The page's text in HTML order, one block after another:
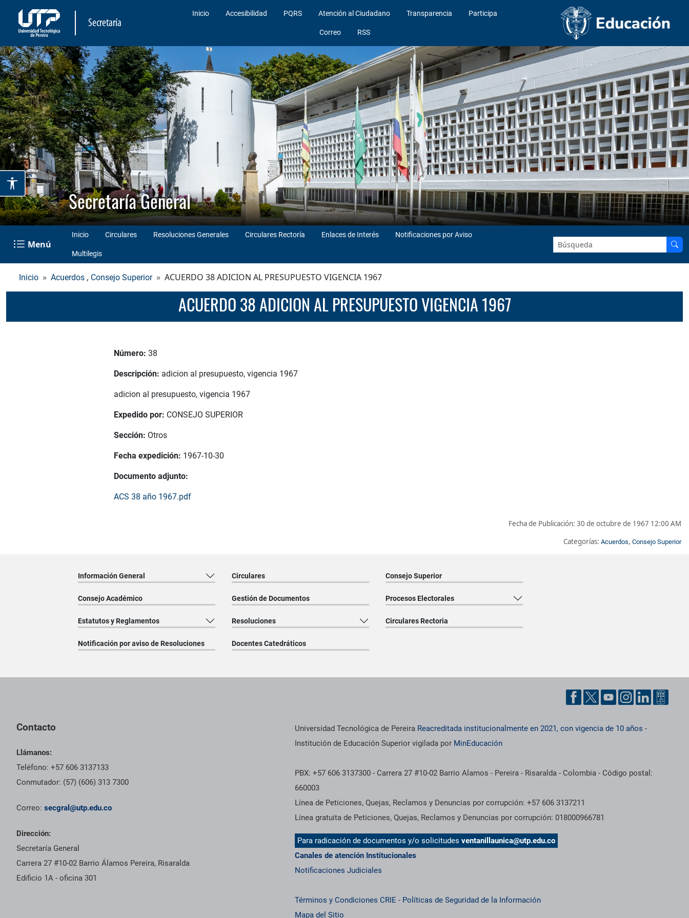
Secretaría
Inicio Accesibilidad PQRS Atención al Ciudadano Transparencia Participa
Correo RSS
Secretaría General
Menú
Inicio Circulares Resoluciones Generales Circulares Rectoría Enlaces de Interés Notificaciones por Aviso
Multilegis
Buscar en el sitio:
Inicio Acuerdos , Consejo Superior ACUERDO 38 ADICION AL PRESUPUESTO VIGENCIA 1967
ACUERDO 38 ADICION AL PRESUPUESTO VIGENCIA 1967
Número: 38
Descripción: adicion al presupuesto, vigencia 1967
adicion al presupuesto, vigencia 1967
Expedido por: CONSEJO SUPERIOR
Sección: Otros
Fecha expedición: 1967-10-30
Documento adjunto:
ACS 38 año 1967.pdf
Fecha de Publicación: 30 de octubre de 1967 12:00 AM
Categorías: Acuerdos, Consejo Superior
Información General Circulares Consejo Superior
Consejo Académico Gestión de Documentos Procesos Electorales
Estatutos y Reglamentos Resoluciones Circulares Rectoria
Notificación por aviso de Resoluciones Docentes Catedráticos
Contacto
Llámanos:
Teléfono: +57 606 3137133
Conmutador: (57) (606) 313 7300
Correo: secgral@utp.edu.co
Dirección:
Secretaría General
Carrera 27 #10-02 Barrio Álamos Pereira, Risaralda
Edificio 1A - oficina 301
Información institucional
Universidad Tecnológica de Pereira Reacreditada institucionalmente en 2021, con vigencia de 10 años -
Institución de Educación Superior vigilada por MinEducación
PBX: +57 606 3137300 - Carrera 27 #10-02 Barrio Alamos - Pereira - Risaralda - Colombia - Código postal:
660003
Línea de Peticiones, Quejas, Reclamos y Denuncias por corrupción: +57 606 3137211
Línea gratuita de Peticiones, Quejas, Reclamos y Denuncias por corrupción: 018000966781
Para radicación de documentos y/o solicitudesventanillaunica@utp.edu.co
Canales de atención Institucionales
Notificaciones Judiciales
Términos y Condiciones CRIE - Políticas de Seguridad de la Información
Mapa del Sitio